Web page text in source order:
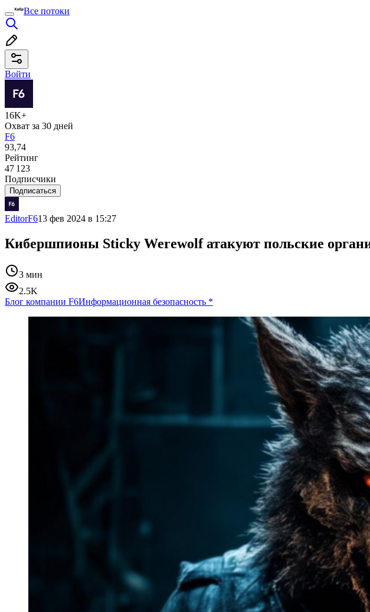
Все потоки
Войти
16K+
Охват за 30 дней
F6
93,74
Рейтинг
47 123
Подписчики
Подписаться
EditorF613 фев 2024 в 15:27
Кибершпионы Sticky Werewolf атакуют польские
3 мин
2.5K
Блог компании F6Информационная безопасность *